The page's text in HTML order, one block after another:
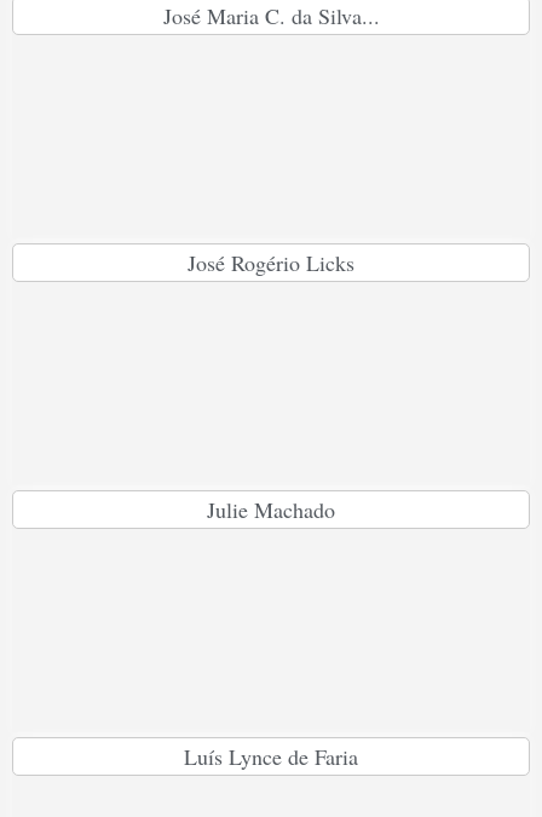
José Maria C. da Silva...
José Rogério Licks
Julie Machado
Luís Lynce de Faria